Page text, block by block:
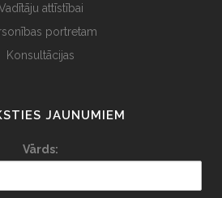
attīstībai
portretam
Konsultācijas
JAUNUMIEM
Vārds: